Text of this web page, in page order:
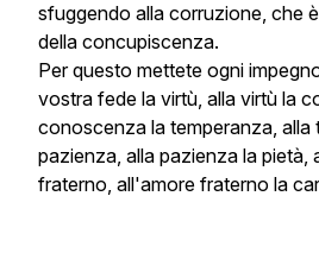
sfuggendo alla corruzione, che
della concupiscenza.
Per questo mettete ogni
vostra fede la virtù, alla virtù la
conoscenza la temperanza, alla
pazienza, alla pazienza la pietà,
fraterno, all'amore fraterno la